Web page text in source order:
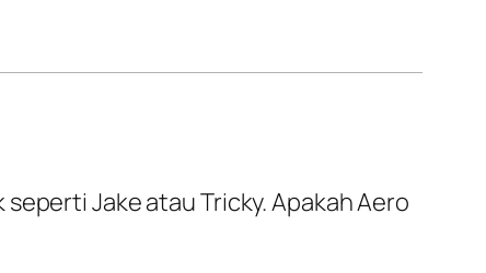
Jake atau Tricky. Apakah Aero